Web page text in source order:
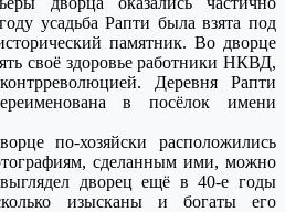
усадьба Рапти была взята под
памятник. Во дворце
своё здоровье работники НКВД,
Деревня Рапти
в посёлок имени
по-хозяйски расположились
сделанным ими, можно
выглядел дворец ещё в 40-е годы
изысканы и богаты его